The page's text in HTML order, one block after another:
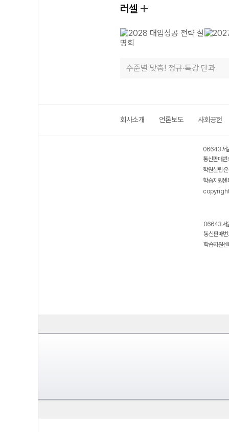
러셀
수준별 맞춤! 정규·특강 단과
회사소개 언론보도 사회공헌
06643 서
통신판매
학원설립·
학습지원
06643 서
통신판매
학습지원